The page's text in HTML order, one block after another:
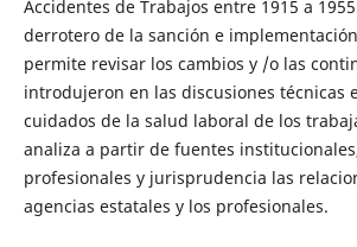
Accidentes de Trabajos entre 1915 a
derrotero de la sanción e
permite revisar los cambios y /o las
introdujeron en las discusiones técnicas
cuidados de la salud laboral de los
analiza a partir de fuentes
profesionales y jurisprudencia las
agencias estatales y los profesionales.